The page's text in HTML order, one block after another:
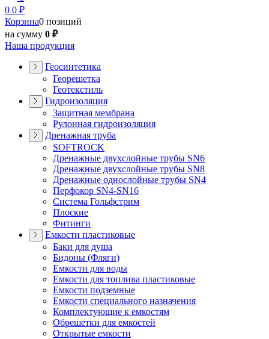
0 0 ₽
Корзина0 позиций
на сумму 0 ₽
Наша продукция
Геосинтетика
Георешетка
Геотекстиль
Гидроизоляция
Защитная мембрана
Рулонная гидроизоляция
Дренажная труба
SOFTROCK
Дренажные двухслойные трубы SN6
Дренажные двухслойные трубы SN8
Дренажные однослойные трубы SN4
Перфокор SN4-SN16
Система Гольфстрим
Плоские
Фитинги
Емкости пластиковые
Баки для душа
Бидоны (Фляги)
Емкости для воды
Емкости для топлива пластиковые
Емкости подземные
Емкости специального назначения
Комплектующие к емкостям
Обрешетки для емкостей
Открытые емкости